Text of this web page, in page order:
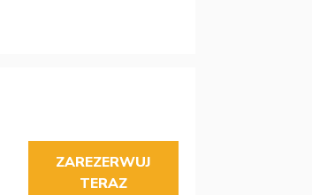
ZAREZERWUJ
TERAZ